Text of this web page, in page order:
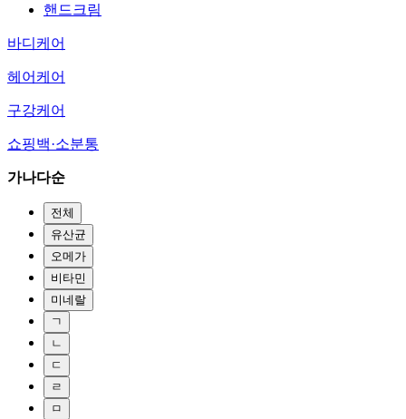
핸드크림
바디케어
헤어케어
구강케어
쇼핑백·소분통
가나다순
전체
유산균
오메가
비타민
미네랄
ㄱ
ㄴ
ㄷ
ㄹ
ㅁ